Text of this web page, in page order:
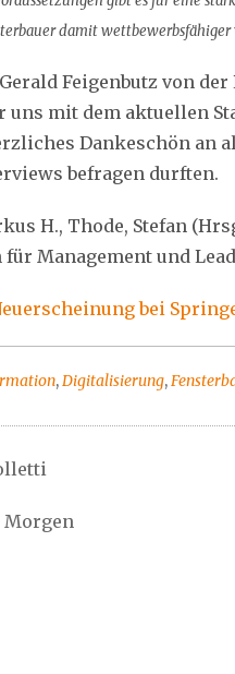
damit wettbewerbsfähiger
Feigenbutz von
uns mit dem aktuellen
Dankeschön an
befragen durften.
H., Thode, Stefan
Management und
bei
,Digitalisierung,